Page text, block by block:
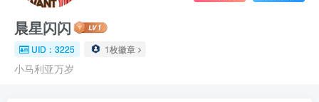
晨星闪闪
UID：3225 1枚徽章
小马利亚万岁